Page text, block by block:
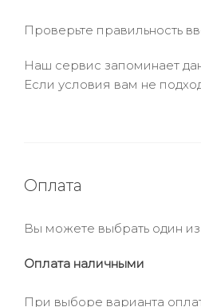
Проверьте правильность
Наш сервис запоминает
Если условия вам не
Оплата
Вы можете выбрать один
Оплата наличными
При выборе варианта